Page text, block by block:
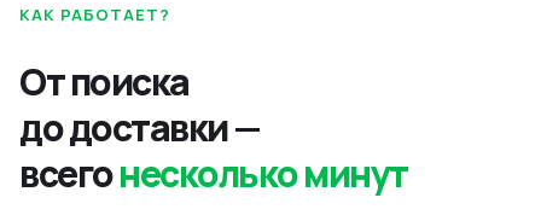
КАК РАБОТАЕТ?
От поиска
до доставки —
всегонесколько минут